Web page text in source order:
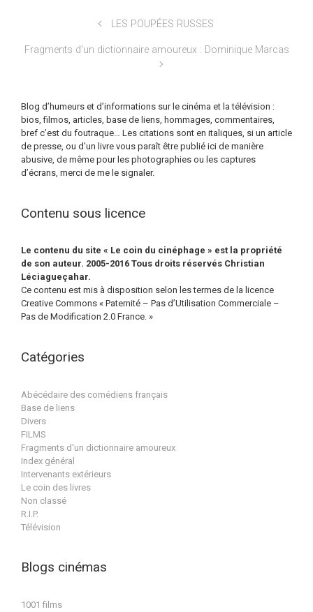
LES POUPÉES RUSSES
Fragments d’un dictionnaire amoureux : Dominique Marcas
Blog d’humeurs et d’informations sur le cinéma et la télévision :
bios, filmos, articles, base de liens, hommages, commentaires,
bref c’est du foutraque… Les citations sont en italiques, si un article
de presse, ou d’un livre vous paraît être publié ici de manière
abusive, de même pour les photographies ou les captures
d’écrans, merci de me le signaler.
Contenu sous licence
Le contenu du site « Le coin du cinéphage » est la propriété
de son auteur. 2005-2016 Tous droits réservés Christian
Léciagueçahar.
Ce contenu est mis à disposition selon les termes de la licence
Creative Commons « Paternité – Pas d’Utilisation Commerciale –
Pas de Modification 2.0 France. »
Catégories
Abécédaire des comédiens français
Base de liens
Divers
FILMS
Fragments d'un dictionnaire amoureux
Index général
Intervenants extérieurs
Le coin des livres
Non classé
R.I.P.
Télévision
Blogs cinémas
1001 films